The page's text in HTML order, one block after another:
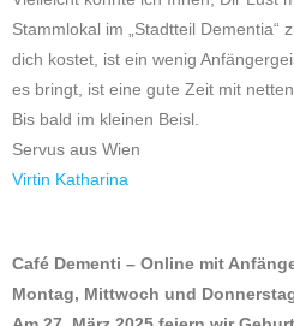
Stammlokal im „Stadtteil Dementia“
dich kostet, ist ein wenig
es bringt, ist eine gute Zeit mit
Bis bald im kleinen Beisl.
Servus aus Wien
Virtin Katharina
Café Dementi – Online mit
Montag, Mittwoch und